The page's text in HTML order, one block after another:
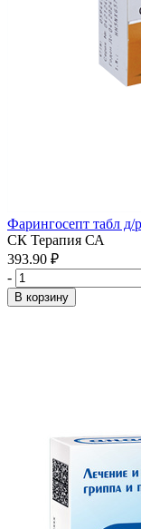
Фарингосепт табл д/
СК Терапия СА
393.90 ₽
-
В корзину